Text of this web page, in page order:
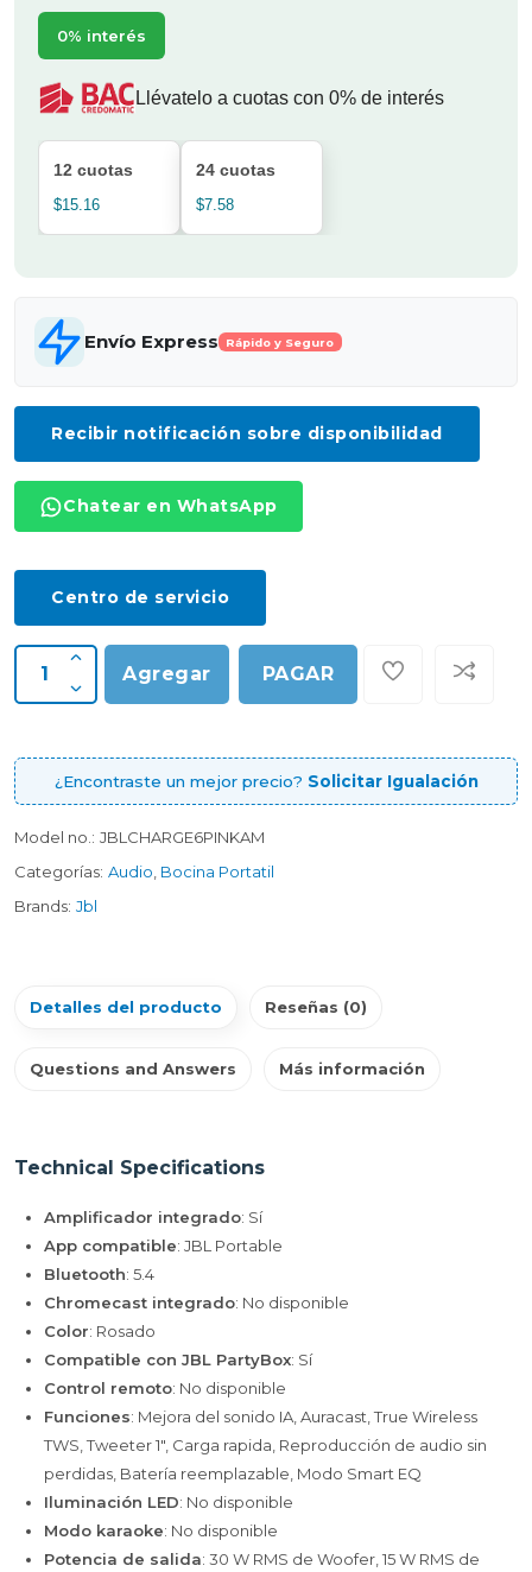
0% interés
Llévatelo a cuotas con 0% de interés
12 cuotas
$15.16
24 cuotas
$7.58
Envío Express Rápido y Seguro
Recibir notificación sobre disponibilidad
Chatear en WhatsApp
Centro de servicio
Agregar PAGAR
¿Encontraste un mejor precio? Solicitar Igualación
Model no.: JBLCHARGE6PINKAM
Categorías: Audio Bocina Portatil
Brands: Jbl
Detalles del producto Reseñas (0)
Questions and Answers Más información
Technical Specifications
Amplificador integrado: Sí
App compatible: JBL Portable
Bluetooth: 5.4
Chromecast integrado: No disponible
Color: Rosado
Compatible con JBL PartyBox: Sí
Control remoto: No disponible
Funciones: Mejora del sonido IA, Auracast, True Wireless
TWS, Tweeter 1", Carga rapida, Reproducción de audio sin
perdidas, Batería reemplazable, Modo Smart EQ
Iluminación LED: No disponible
Modo karaoke: No disponible
Potencia de salida: 30 W RMS de Woofer, 15 W RMS de